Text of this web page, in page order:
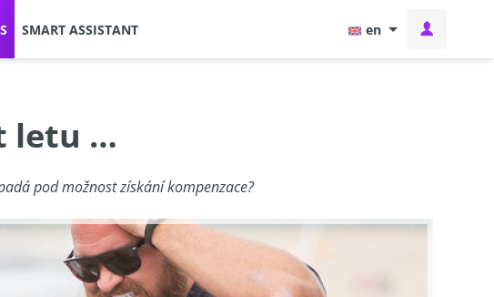
SMART ASSISTANT en
letu …
pod možnost získání kompenzace?